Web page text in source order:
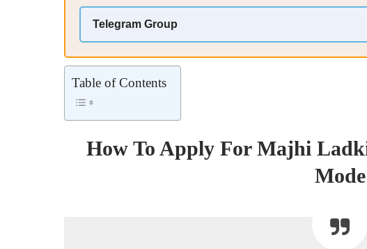
Telegram Group
Table of Contents
How To Apply For Majhi
Mode